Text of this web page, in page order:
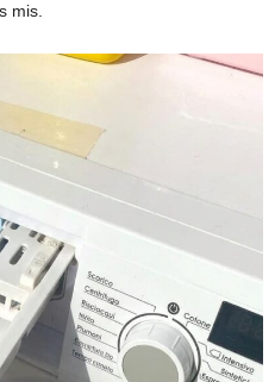
mis.